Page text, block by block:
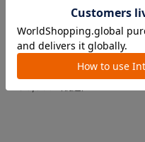
コムペット リバーシブルコン
裏面は接触冷感生地で暑い季
節も快適！ペットカートをお
しゃれに・かわいく・かっこ